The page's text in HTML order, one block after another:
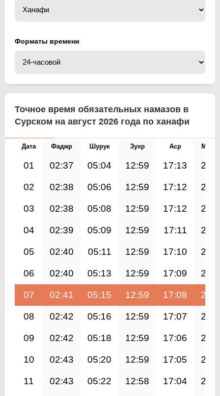
Форматы времени
Точное время обязательных намазов в
Сурском на август 2026 года по ханафи
Дата Фаджр Шурук Зухр Аср
01 02:37 05:04 12:59 17:13
02 02:38 05:06 12:59 17:12
03 02:38 05:08 12:59 17:12
04 02:39 05:09 12:59 17:11
05 02:40 05:11 12:59 17:10
06 02:40 05:13 12:59 17:09
07 02:41 05:15 12:59 17:08
08 02:42 05:16 12:59 17:07
09 02:42 05:18 12:59 17:06
10 02:43 05:20 12:59 17:05
11 02:43 05:22 12:58 17:04